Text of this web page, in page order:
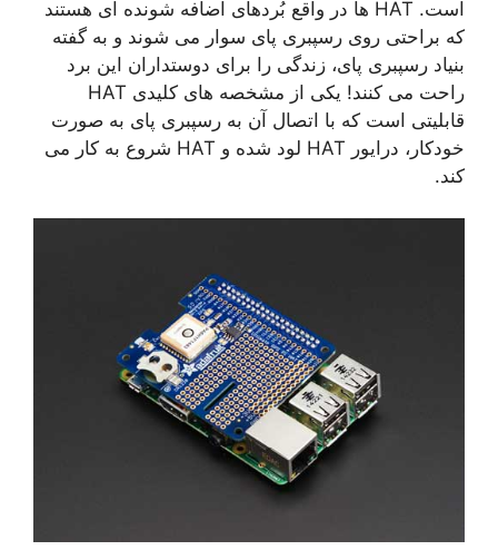
است. HAT ها در واقع بُردهای اضافه شونده ای هستند
که براحتی روی رسپبری پای سوار می شوند و به گفته
بنیاد رسپبری پای، زندگی را برای دوستداران این برد
راحت می کنند! یکی از مشخصه های کلیدی HAT
قابلیتی است که با اتصال آن به رسپبری پای به صورت
خودکار، درایور HAT لود شده و HAT شروع به کار می
کند.